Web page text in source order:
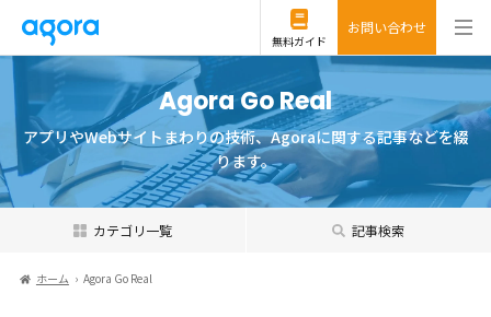
無料ガイド
お問い合わせ
Agora Go Real
アプリやWebサイトまわりの技術、Agoraに関する記事などを綴
ります。
カテゴリ一覧 記事検索
ホーム Agora Go Real